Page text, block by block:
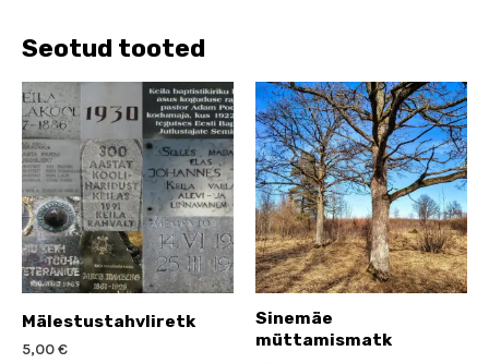
Seotud tooted
Mälestustahvliretk
5,00€
Sinemäe
müttamismatk